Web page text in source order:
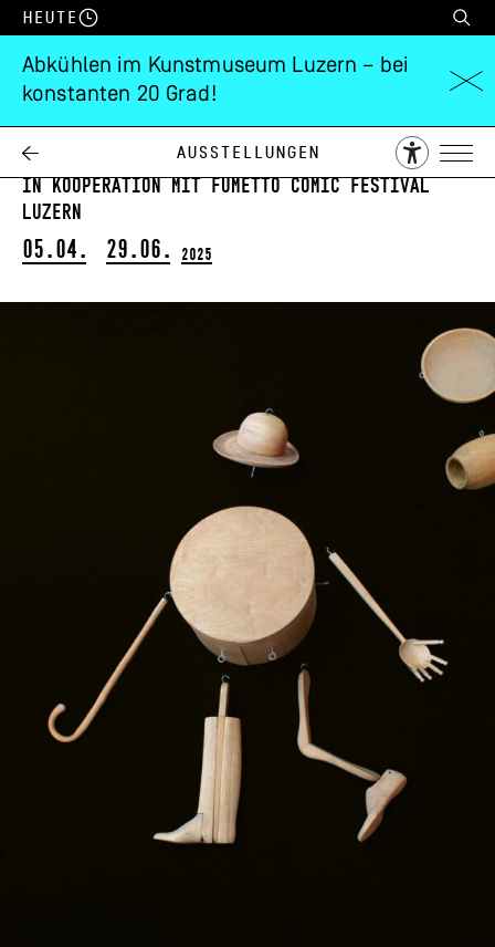
Heute
Abkühlen im Kunstmuseum Luzern – bei
konstanten 20 Grad!
Ausstellungen
Wiebke Siem
Der Traum der Dinge
in Kooperation mit Fumetto Comic Festival
Luzern
05.04. 29.06. 2025